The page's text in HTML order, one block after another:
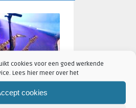
cookies voor een goed werkende
Lees hier meer over het
cookies